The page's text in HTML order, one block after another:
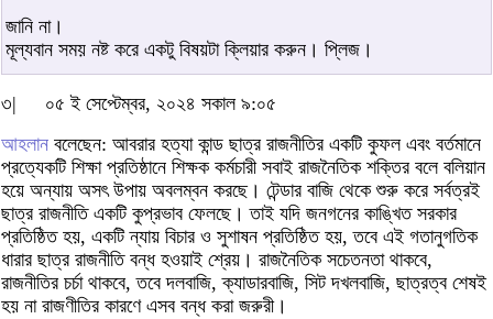
জানি না।
মূল্যবান সময় নষ্ট করে একটু বিষয়টা ক্লিয়ার করুন। প্লিজ।
৩|
০৫ ই সেপ্টেম্বর, ২০২৪ সকাল ৯:০৫
আহলান বলেছেন: আবরার হত্যা কান্ড ছাত্র রাজনীতির একটি কুফল এবং বর্তমানে
প্রত্যেকটি শিক্ষা প্রতিষ্ঠানে শিক্ষক কর্মচারী সবাই রাজনৈতিক শক্তির বলে বলিয়ান
হয়ে অন্যায় অসৎ উপায় অবলম্বন করছে। টেন্ডার বাজি থেকে শুরু করে সর্বত্রই
ছাত্র রাজনীতি একটি কুপ্রভাব ফেলছে। তাই যদি জনগনের কাঙ্খিত সরকার
প্রতিষ্ঠিত হয়, একটি ন্যায় বিচার ও সুশাষন প্রতিষ্ঠিত হয়, তবে এই গতানুগতিক
ধারার ছাত্র রাজনীতি বন্ধ হওয়াই শ্রেয়। রাজনৈতিক সচেতনতা থাকবে,
রাজনীতির চর্চা থাকবে, তবে দলবাজি, ক্যাডারবাজি, সিট দখলবাজি, ছাত্রত্ব শেষই
হয় না রাজণীতির কারণে এসব বন্ধ করা জরুরী।